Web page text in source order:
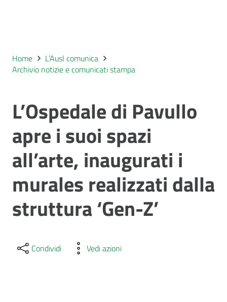
Home
L’Ausl comunica
Archivio notizie e comunicati stampa
L’Ospedale di Pavullo
apre i suoi spazi
all’arte, inaugurati i
murales realizzati dalla
struttura ‘Gen-Z’
Condividi Vedi azioni